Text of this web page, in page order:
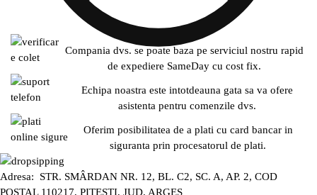
Compania dvs. se poate baza pe serviciul nostru rapid
de expediere SameDay cu cost fix.
Echipa noastra este intotdeauna gata sa va ofere
asistenta pentru comenzile dvs.
Oferim posibilitatea de a plati cu card bancar in
siguranta prin procesatorul de plati.
Adresa: STR. SMÂRDAN NR. 12, BL. C2, SC. A, AP. 2, COD
POȘTAL 110217, PITEȘTI, JUD. ARGEȘ